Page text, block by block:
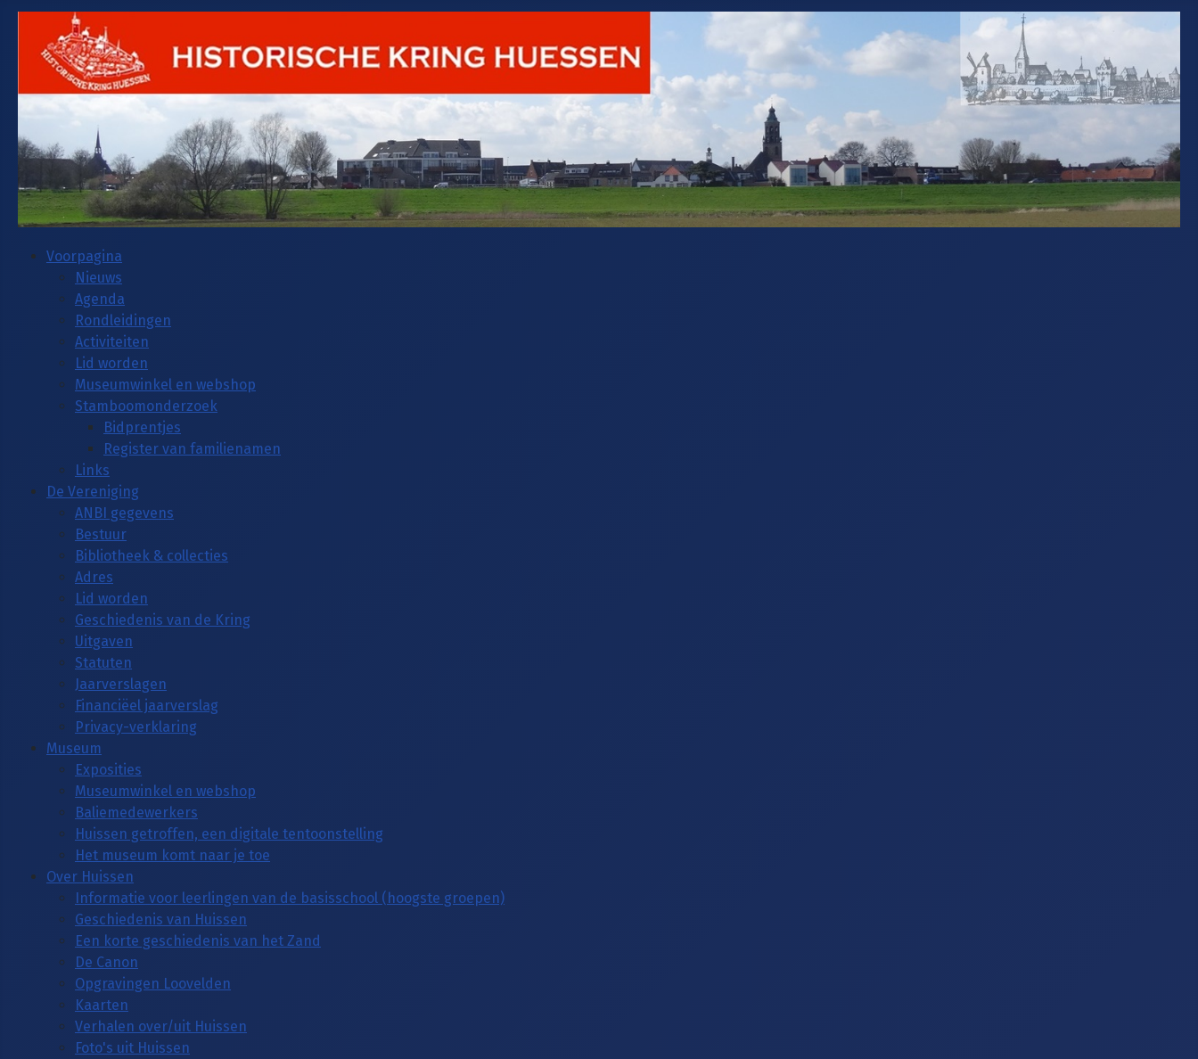
Voorpagina
Nieuws
Agenda
Rondleidingen
Activiteiten
Lid worden
Museumwinkel en webshop
Stamboomonderzoek
Bidprentjes
Register van familienamen
Links
De Vereniging
ANBI gegevens
Bestuur
Bibliotheek & collecties
Adres
Lid worden
Geschiedenis van de Kring
Uitgaven
Statuten
Jaarverslagen
Financiëel jaarverslag
Privacy-verklaring
Museum
Exposities
Museumwinkel en webshop
Baliemedewerkers
Huissen getroffen, een digitale tentoonstelling
Het museum komt naar je toe
Over Huissen
Informatie voor leerlingen van de basisschool (hoogste groepen)
Geschiedenis van Huissen
Een korte geschiedenis van het Zand
De Canon
Opgravingen Loovelden
Kaarten
Verhalen over/uit Huissen
Foto's uit Huissen